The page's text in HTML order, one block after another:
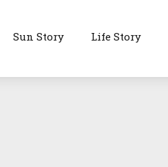
Sun Story Life Story